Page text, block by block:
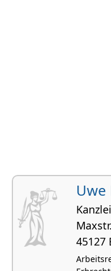
Uwe
45127